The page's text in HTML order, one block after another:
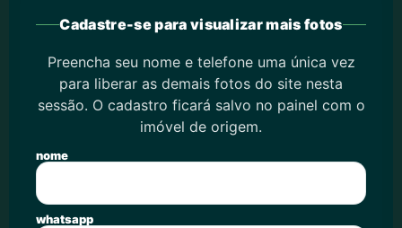
Cadastre-se para visualizar mais fotos
Preencha seu nome e telefone uma única vez
para liberar as demais fotos do site nesta
sessão. O cadastro ficará salvo no painel com o
imóvel de origem.
nome
whatsapp